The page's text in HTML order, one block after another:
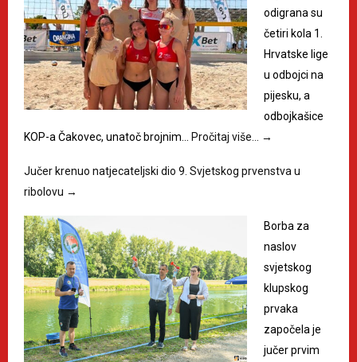
odigrana su
četiri kola 1.
Hrvatske lige
u odbojci na
pijesku, a
odbojkašice
KOP-a Čakovec, unatoč brojnim… Pročitaj više… →
Jučer krenuo natjecateljski dio 9. Svjetskog prvenstva u
ribolovu →
Borba za
naslov
svjetskog
klupskog
prvaka
započela je
jučer prvim